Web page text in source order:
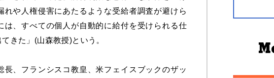
れや人権侵害にあたるような受給者調査が避けら
は、すべての個人が自動的に給付を受けられる仕
きた」(山森教授)という。
長、フランシスコ教皇、米フェイスブックのザッ